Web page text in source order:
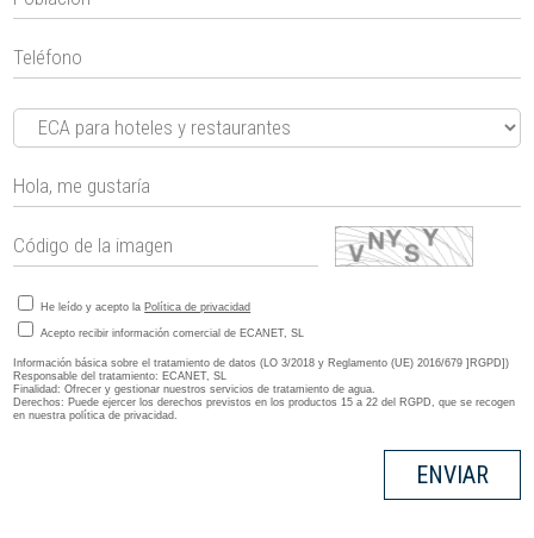
He leído y acepto la Política de privacidad
Acepto recibir información comercial de ECANET, SL
Información básica sobre el tratamiento de datos (LO 3/2018 y Reglamento (UE) 2016/679 ]RGPD])
Responsable del tratamiento: ECANET, SL
Finalidad: Ofrecer y gestionar nuestros servicios de tratamiento de agua.
Derechos: Puede ejercer los derechos previstos en los productos 15 a 22 del RGPD, que se recogen
en nuestra política de privacidad.
ENVIAR